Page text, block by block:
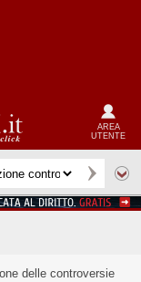
AREA
UTENTE
delle controversie